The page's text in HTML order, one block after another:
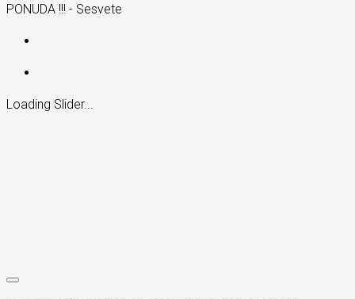
PONUDA !!! - Sesvete
Loading Slider...